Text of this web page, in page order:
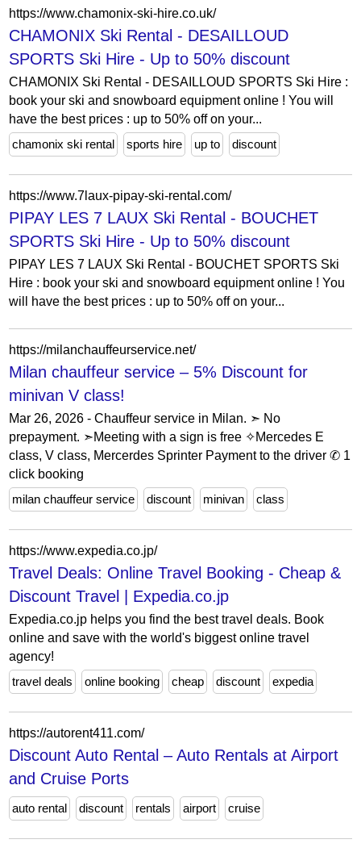
https://www.chamonix-ski-hire.co.uk/
CHAMONIX Ski Rental - DESAILLOUD
SPORTS Ski Hire - Up to 50% discount
CHAMONIX Ski Rental - DESAILLOUD SPORTS Ski Hire :
book your ski and snowboard equipment online ! You will
have the best prices : up to 50% off on your...
chamonix ski rental
sports hire up to discount
https://www.7laux-pipay-ski-rental.com/
PIPAY LES 7 LAUX Ski Rental - BOUCHET
SPORTS Ski Hire - Up to 50% discount
PIPAY LES 7 LAUX Ski Rental - BOUCHET SPORTS Ski
Hire : book your ski and snowboard equipment online ! You
will have the best prices : up to 50% off on your...
https://milanchauffeurservice.net/
Milan chauffeur service – 5% Discount for
minivan V class!
Mar 26, 2026 - Chauffeur service in Milan. ➣ No
prepayment. ➣Meeting with a sign is free ✧Mercedes E
class, V class, Mercerdes Sprinter Payment to the driver ✆ 1
click booking
milan chauffeur service
discount minivan class
https://www.expedia.co.jp/
Travel Deals: Online Travel Booking - Cheap &
Discount Travel | Expedia.co.jp
Expedia.co.jp helps you find the best travel deals. Book
online and save with the world's biggest online travel
agency!
travel deals
online booking cheap discount expedia
https://autorent411.com/
Discount Auto Rental – Auto Rentals at Airport
and Cruise Ports
auto rental discount rentals airport cruise